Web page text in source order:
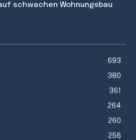
schwachen Wohnungsbau
693
380
361
264
260
256